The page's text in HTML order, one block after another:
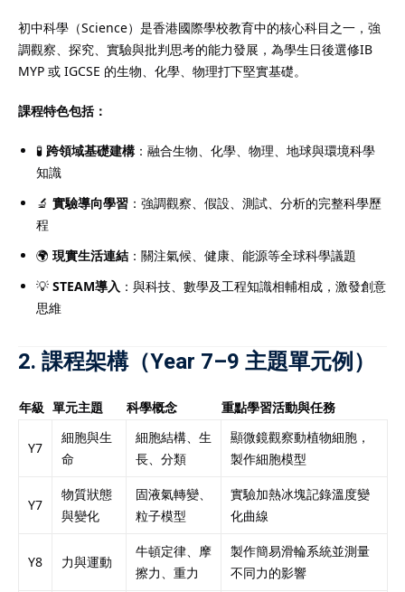
初中科學（Science）是香港國際學校教育中的核心科目之一，強
調觀察、探究、實驗與批判思考的能力發展，為學生日後選修IB
MYP 或 IGCSE 的生物、化學、物理打下堅實基礎。
課程特色包括：
🧪 跨領域基礎建構：融合生物、化學、物理、地球與環境科學
知識
🔬 實驗導向學習 ：強調觀察、假設、測試、分析的完整科學歷
程
🌍 現實生活連結 ：關注氣候、健康、能源等全球科學議題
💡 STEAM導入 ：與科技、數學及工程知識相輔相成，激發創意
思維
2. 課程架構（Year 7–9 主題單元例）
年級 單元主題 科學概念 重點學習活動與任務
Y7
細胞與生
命
細胞結構、生
長、分類
顯微鏡觀察動植物細胞，
製作細胞模型
Y7
物質狀態
與變化
固液氣轉變、
粒子模型
實驗加熱冰塊記錄溫度變
化曲線
Y8 力與運動
牛頓定律、摩
擦力、重力
製作簡易滑輪系統並測量
不同力的影響